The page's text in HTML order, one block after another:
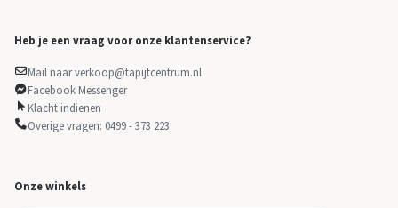
Heb je een vraag voor onze klantenservice?
Mail naar verkoop@tapijtcentrum.nl
Facebook Messenger
Klacht indienen
Overige vragen: 0499 - 373 223
Onze winkels